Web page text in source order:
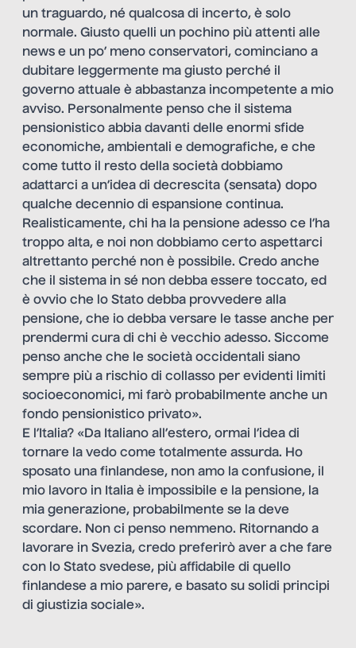
un traguardo, né qualcosa di incerto, è solo
normale. Giusto quelli un pochino più attenti alle
news e un po’ meno conservatori, cominciano a
dubitare leggermente ma giusto perché il
governo attuale è abbastanza incompetente a mio
avviso. Personalmente penso che il sistema
pensionistico abbia davanti delle enormi sfide
economiche, ambientali e demografiche, e che
come tutto il resto della società dobbiamo
adattarci a un’idea di decrescita (sensata) dopo
qualche decennio di espansione continua.
Realisticamente, chi ha la pensione adesso ce l’ha
troppo alta, e noi non dobbiamo certo aspettarci
altrettanto perché non è possibile. Credo anche
che il sistema in sé non debba essere toccato, ed
è ovvio che lo Stato debba provvedere alla
pensione, che io debba versare le tasse anche per
prendermi cura di chi è vecchio adesso. Siccome
penso anche che le società occidentali siano
sempre più a rischio di collasso per evidenti limiti
socioeconomici, mi farò probabilmente anche un
fondo pensionistico privato».
E l’Italia? «Da Italiano all’estero, ormai l’idea di
tornare la vedo come totalmente assurda. Ho
sposato una finlandese, non amo la confusione, il
mio lavoro in Italia è impossibile e la pensione, la
mia generazione, probabilmente se la deve
scordare. Non ci penso nemmeno. Ritornando a
lavorare in Svezia, credo preferirò aver a che fare
con lo Stato svedese, più affidabile di quello
finlandese a mio parere, e basato su solidi principi
di giustizia sociale».